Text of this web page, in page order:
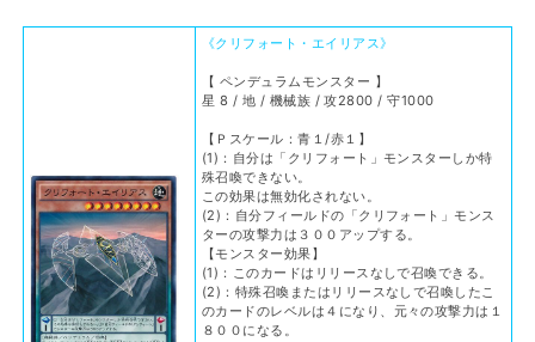
《クリフォート・エイリアス》
【 ペンデュラムモンスター 】
星 8 / 地 / 機械族 / 攻2800 / 守1000
【Ｐスケール：青１/赤１】
(1)：自分は「クリフォート」モンスターしか特
殊召喚できない。
この効果は無効化されない。
(2)：自分フィールドの「クリフォート」モンス
ターの攻撃力は３００アップする。
【モンスター効果】
(1)：このカードはリリースなしで召喚できる。
(2)：特殊召喚またはリリースなしで召喚したこ
のカードのレベルは４になり、元々の攻撃力は１
８００になる。